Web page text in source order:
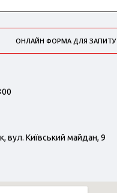
ОНЛАЙН ФОРМА ДЛЯ ЗАПИТУ
вул. Київський майдан, 9